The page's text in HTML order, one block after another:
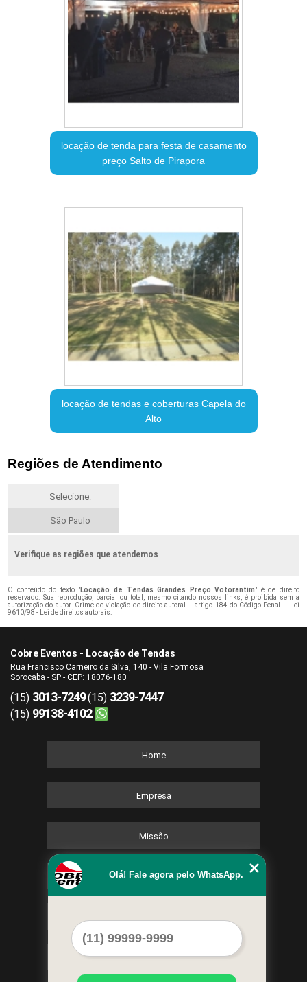
locação de tenda para festa de casamento
preço Salto de Pirapora
locação de tendas e coberturas Capela do
Alto
Regiões de Atendimento
Selecione:
São Paulo
Verifique as regiões que atendemos
O conteúdo do texto "Locação de Tendas Grandes Preço Votorantim" é de direito
reservado. Sua reprodução, parcial ou total, mesmo citando nossos links, é proibida sem a
autorização do autor. Crime de violação de direito autoral – artigo 184 do Código Penal – Lei
9610/98 - Lei de direitos autorais.
Cobre Eventos - Locação de Tendas
Rua Francisco Carneiro da Silva, 140 - Vila Formosa
Sorocaba - SP - CEP: 18076-180
(15) 3013-7249(15) 3239-7447
(15) 99138-4102
Home
Empresa
Missão
Serviços
Mapa do site
Olá! Fale agora pelo WhatsApp.